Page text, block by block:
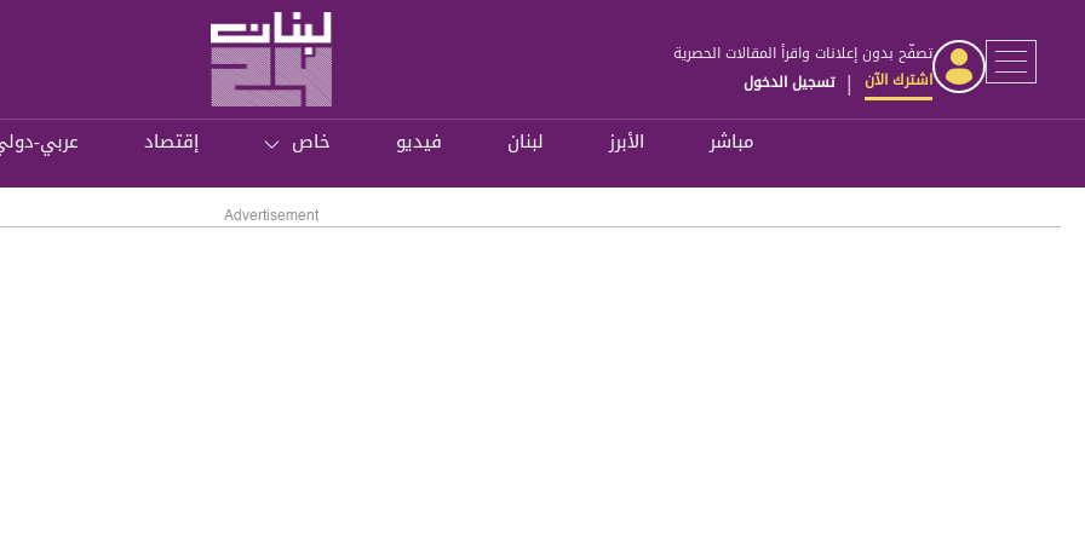
تصفّح بدون إعلانات واقرأ المقالات الحصرية
اشترك الآن | تسجيل الدخول
مباشر الأبرز لبنان فيديو خاص إقتصاد عربي-
Advertisement